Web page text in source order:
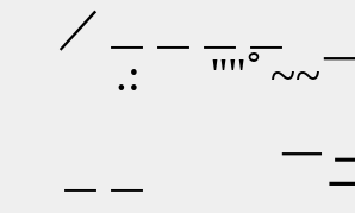
／＿
.: ''"ﾟ~~
＿＿